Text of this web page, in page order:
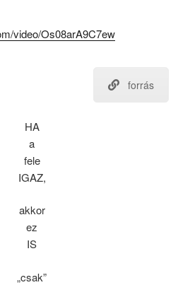
video/Os08arA9C7ew
forrás
HA
a
fele
IGAZ,
akkor
ez
IS
„csak”